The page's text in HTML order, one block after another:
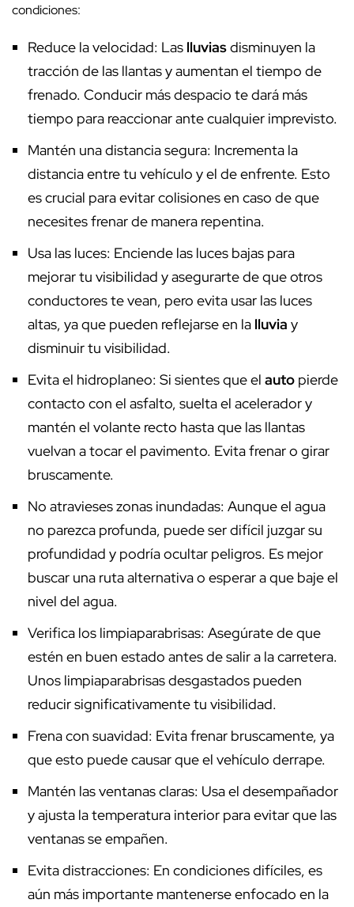
condiciones:
Reduce la velocidad: Las lluviasdisminuyen la
tracción de las llantas y aumentan el tiempo de
frenado. Conducir más despacio te dará más
tiempo para reaccionar ante cualquier imprevisto.
Mantén una distancia segura: Incrementa la
distancia entre tu vehículo y el de enfrente. Esto
es crucial para evitar colisiones en caso de que
necesites frenar de manera repentina.
Usa las luces: Enciende las luces bajas para
mejorar tu visibilidad y asegurarte de que otros
conductores te vean, pero evita usar las luces
altas, ya que pueden reflejarse en la lluvia y
disminuir tu visibilidad.
Evita el hidroplaneo: Si sientes que el auto pierde
contacto con el asfalto, suelta el acelerador y
mantén el volante recto hasta que las llantas
vuelvan a tocar el pavimento. Evita frenar o girar
bruscamente.
No atravieses zonas inundadas: Aunque el agua
no parezca profunda, puede ser difícil juzgar su
profundidad y podría ocultar peligros. Es mejor
buscar una ruta alternativa o esperar a que baje el
nivel del agua.
Verifica los limpiaparabrisas: Asegúrate de que
estén en buen estado antes de salir a la carretera.
Unos limpiaparabrisas desgastados pueden
reducir significativamente tu visibilidad.
Frena con suavidad: Evita frenar bruscamente, ya
que esto puede causar que el vehículo derrape.
Mantén las ventanas claras: Usa el desempañador
y ajusta la temperatura interior para evitar que las
ventanas se empañen.
Evita distracciones: En condiciones difíciles, es
aún más importante mantenerse enfocado en la